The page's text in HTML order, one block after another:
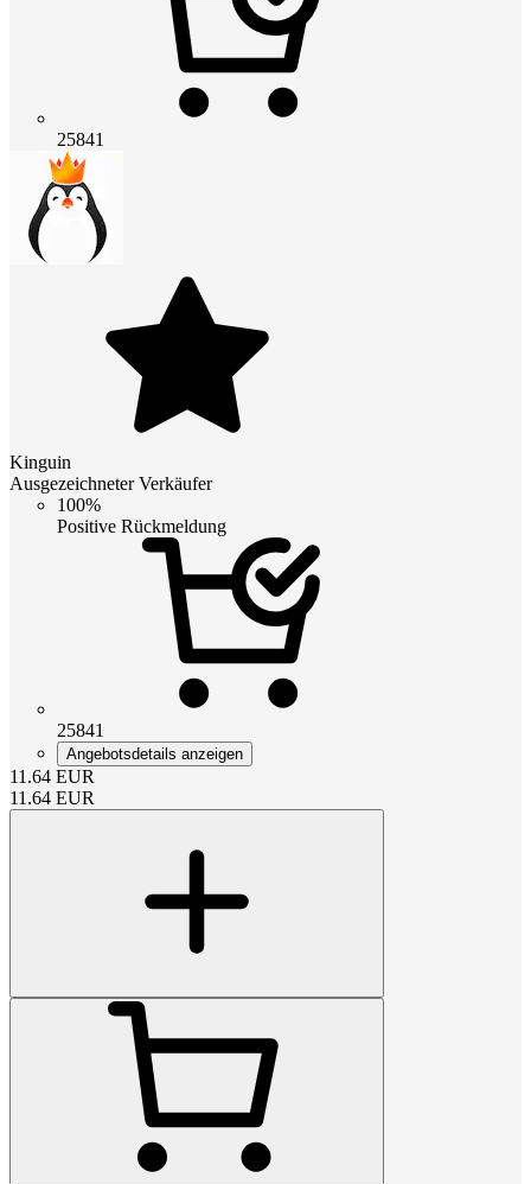
25841
Kinguin
Ausgezeichneter Verkäufer
100%
Positive Rückmeldung
25841
Angebotsdetails anzeigen
11.64 EUR
11.64 EUR